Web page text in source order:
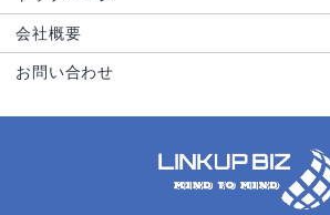
会社概要
お問い合わせ